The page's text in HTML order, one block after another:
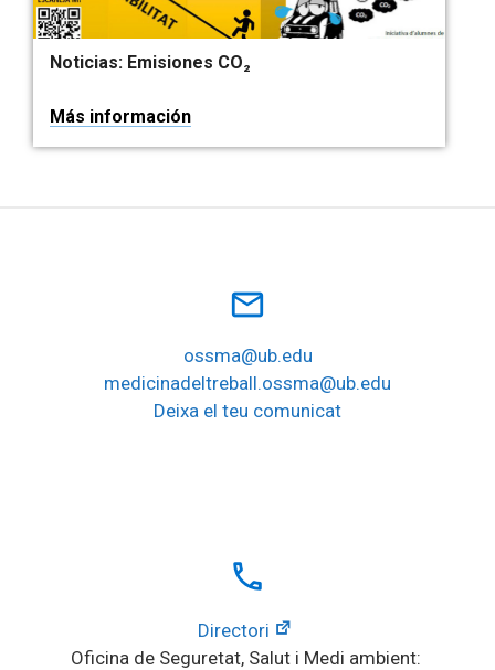
Noticias: Emisiones CO₂
Más información
mail_outline
ossma@ub.edu
medicinadeltreball.ossma@ub.edu
Deixa el teu comunicat
local_phone
Directori
Oficina de Seguretat, Salut i Medi ambient: